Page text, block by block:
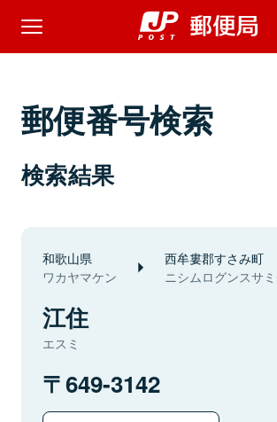
郵便番号検索
検索結果
和歌山県
ワカヤマケン
西牟婁郡すさみ町
ニシムログンスサ
江住
エスミ
649-3142